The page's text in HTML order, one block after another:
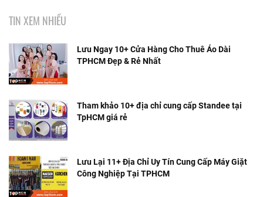
TIN XEM NHIỀU
Lưu Ngay 10+ Cửa Hàng Cho Thuê Áo Dài
TPHCM Đẹp & Rẻ Nhất
Tham khảo 10+ địa chỉ cung cấp Standee tại
TpHCM giá rẻ
Lưu Lại 11+ Địa Chỉ Uy Tín Cung Cấp Máy Giặt
Công Nghiệp Tại TPHCM